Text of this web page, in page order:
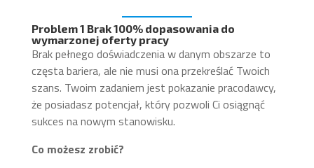
Problem 1 Brak 100% dopasowania do
wymarzonej oferty pracy
Brak pełnego doświadczenia w danym obszarze to
częsta bariera, ale nie musi ona przekreślać Twoich
szans. Twoim zadaniem jest pokazanie pracodawcy,
że posiadasz potencjał, który pozwoli Ci osiągnąć
sukces na nowym stanowisku.
Co możesz zrobić?